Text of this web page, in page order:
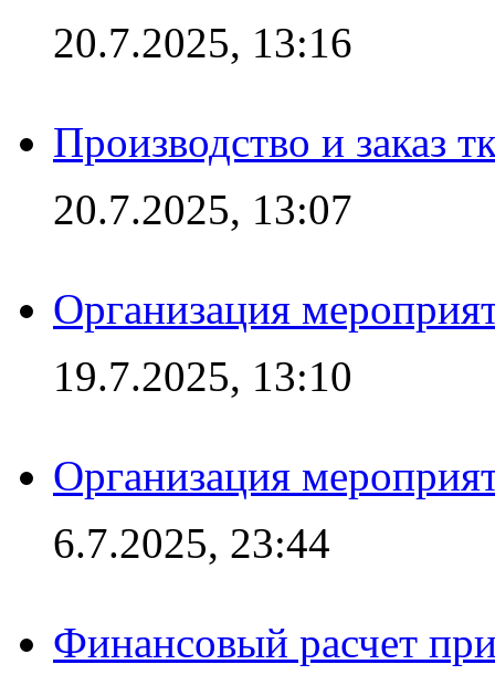
20.7.2025, 13:16
Производство и заказ
20.7.2025, 13:07
Организация
19.7.2025, 13:10
Организация
6.7.2025, 23:44
Финансовый расчет